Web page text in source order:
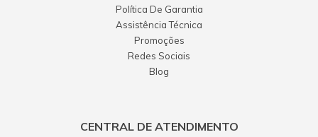
Política De Garantia
Assistência Técnica
Promoções
Redes Sociais
Blog
CENTRAL DE ATENDIMENTO